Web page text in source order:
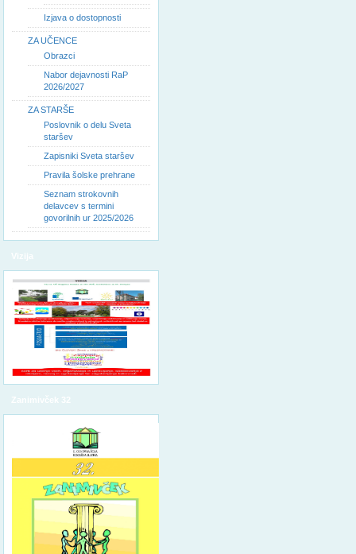
Izjava o dostopnosti
ZA UČENCE
Obrazci
Nabor dejavnosti RaP
2026/2027
ZA STARŠE
Poslovnik o delu Sveta
staršev
Zapisniki Sveta staršev
Pravila šolske prehrane
Seznam strokovnih
delavcev s termini
govorilnih ur 2025/2026
Vizija
Zanimivček 32